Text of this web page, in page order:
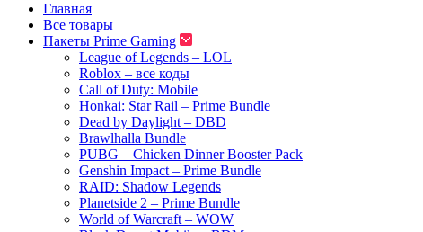
Главная
Все товары
Пакеты Prime Gaming
League of Legends – LOL
Roblox – все коды
Call of Duty: Mobile
Honkai: Star Rail – Prime Bundle
Dead by Daylight – DBD
Brawlhalla Bundle
PUBG – Chicken Dinner Booster Pack
Genshin Impact – Prime Bundle
RAID: Shadow Legends
Planetside 2 – Prime Bundle
World of Warcraft – WOW